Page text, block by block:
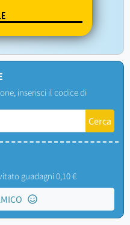
inserisci il codice di
guadagni 0,10 €